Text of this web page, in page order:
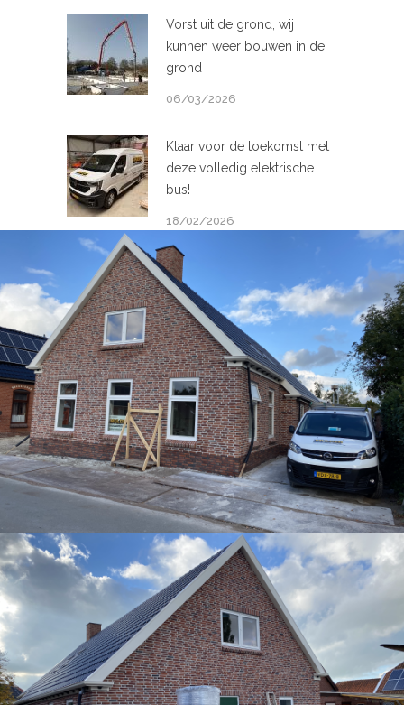
Vorst uit de grond, wij
kunnen weer bouwen in de
grond
06/03/2026
Klaar voor de toekomst met
deze volledig elektrische
bus!
18/02/2026